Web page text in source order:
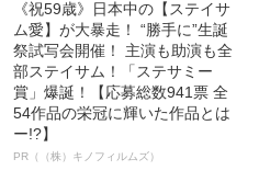
《祝59歳》日本中の【ステイサ
ム愛】が大暴走！ “勝手に”生誕
祭試写会開催！ 主演も助演も全
部ステイサム！「ステサミー
賞」爆誕！【応募総数941票 全
54作品の栄冠に輝いた作品とは
ー!?】
PR（（株）キノフィルムズ）